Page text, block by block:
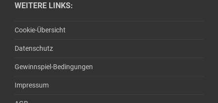
WEITERE LINKS:
Cookie-Übersicht
Datenschutz
Gewinnspiel-Bedingungen
Impressum